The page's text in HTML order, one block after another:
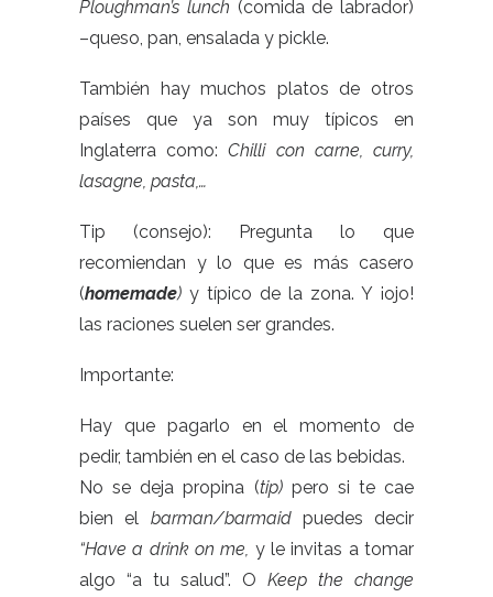
Ploughman’s lunch (comida de labrador)
–queso, pan, ensalada y pickle.
También hay muchos platos de otros
países que ya son muy típicos en
Inglaterra como:Chilli con carne, curry,
lasagne, pasta,…
Tip (consejo): Pregunta lo que
recomiendan y lo que es más casero
(homemade) y típico de la zona. Y ¡ojo!
las raciones suelen ser grandes.
Importante:
Hay que pagarlo en el momento de
pedir, también en el caso de las bebidas.
No se deja propina (tip) pero si te cae
bien el barman/barmaidpuedes decir
“Have a drink on me, y le invitas a tomar
algo “a tu salud”. O Keep the change